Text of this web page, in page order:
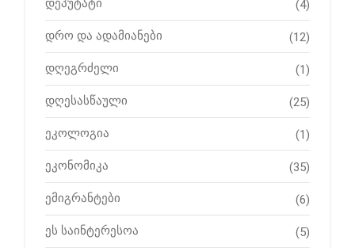
დეპუტატი (4)
დრო და ადამიანები (12)
დღეგრძელი (1)
დღესასწაული (25)
ეკოლოგია (1)
ეკონომიკა (35)
ემიგრანტები (6)
ეს საინტერესოა (5)